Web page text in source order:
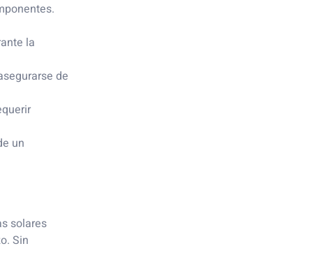
la
de
un
solares
Sin